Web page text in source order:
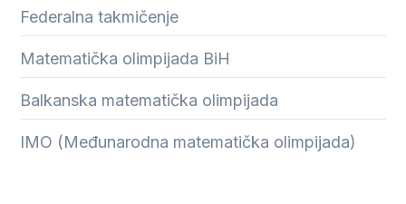
Federalna takmičenje
Matematička olimpijada BiH
Balkanska matematička olimpijada
IMO (Međunarodna matematička olimpijada)